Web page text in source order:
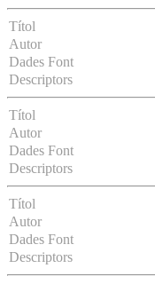
Títol
Autor
Dades Font
Descriptors
Títol
Autor
Dades Font
Descriptors
Títol
Autor
Dades Font
Descriptors